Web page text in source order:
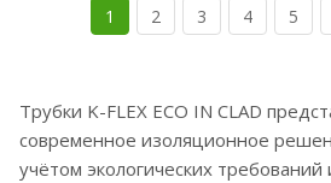
1 2 3 4 5
Трубки K-FLEX ECO IN CLAD
современное изоляционное
учётом экологических требований